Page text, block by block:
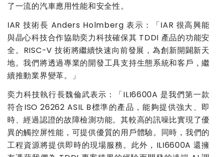
了一流的汽車應用性能和安全性。
IAR 技術長 Anders Holmberg表示：「IAR 很高興能
與晶心科技合作協助奕力科技確保其 TDDI 產品的功能安
全。 RISC-V 技術將繼續快速向前發展，為創新開闢新天
地。我們將透過專業的開發工具支持生態系統和客戶，繼
續推動業界變革。」
奕力科技執行長魏倫武表示：「ILI6600A 是我們第一款
符合ISO 26262 ASIL B標準的產品，能夠提供強大、即
時、經過認證的故障檢測功能。其較高的訊噪比實現了優
異的觸控屏性能，可提供優質的用戶體驗。同時，我們的
工程資源將提供即時的現場服務。此外， ILI6600A還擁